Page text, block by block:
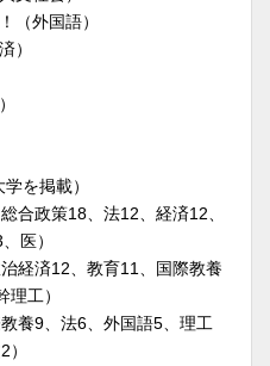
（外国語）
）
を掲載）
合政策18、法12、経済12、
医）
経済12、教育11、国際教養
工）
養9、法6、外国語5、理工